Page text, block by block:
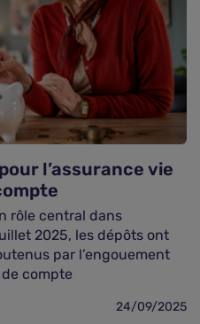
l’assurance vie
rôle central dans
2025, les dépôts ont
par l’engouement
compte
24/09/2025